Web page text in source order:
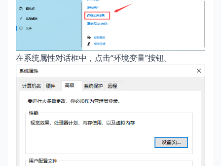
在系统属性对话框中，点击“环境变量”按钮。